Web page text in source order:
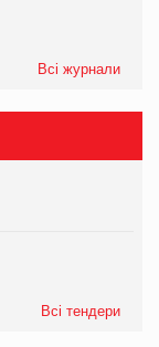
Всі журнали
Всі тендери